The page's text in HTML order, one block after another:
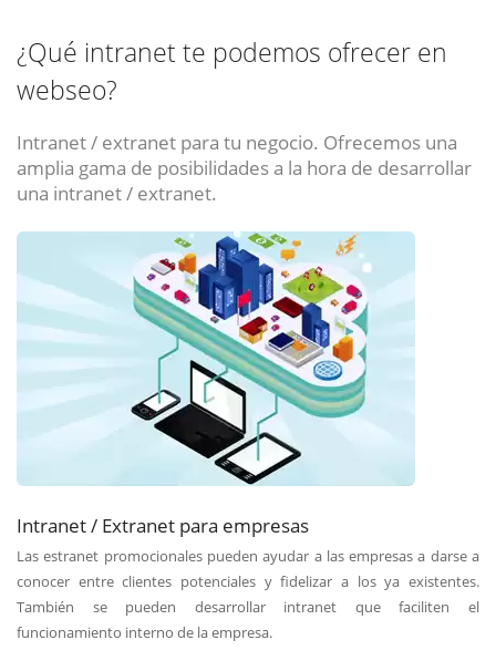
¿Qué intranet te podemos ofrecer en
webseo?
Intranet / extranet para tu negocio. Ofrecemos una
amplia gama de posibilidades a la hora de desarrollar
una intranet / extranet.
Intranet / Extranet para empresas
Las estranet promocionales pueden ayudar a las empresas a darse a
conocer entre clientes potenciales y fidelizar a los ya existentes.
También se pueden desarrollar intranet que faciliten el
funcionamiento interno de la empresa.